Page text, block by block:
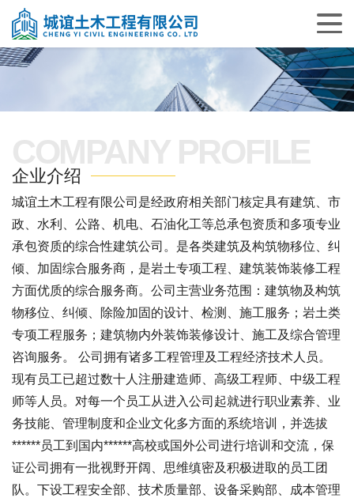
企业介绍
城谊土木工程有限公司是经政府相关部门核定具有建筑、市
政、水利、公路、机电、石油化工等总承包资质和多项专业
承包资质的综合性建筑公司。是各类建筑及构筑物移位、纠
倾、加固综合服务商，是岩土专项工程、建筑装饰装修工程
方面优质的综合服务商。公司主营业务范围：建筑物及构筑
物移位、纠倾、除险加固的设计、检测、施工服务；岩土类
专项工程服务；建筑物内外装饰装修设计、施工及综合管理
咨询服务。 公司拥有诸多工程管理及工程经济技术人员。
现有员工已超过数十人注册建造师、高级工程师、中级工程
师等人员。对每一个员工从进入公司起就进行职业素养、业
务技能、管理制度和企业文化多方面的系统培训，并选拔
******员工到国内******高校或国外公司进行培训和交流，保
证公司拥有一批视野开阔、思维缜密及积极进取的员工团
队。下设工程安全部、技术质量部、设备采购部、成本管理